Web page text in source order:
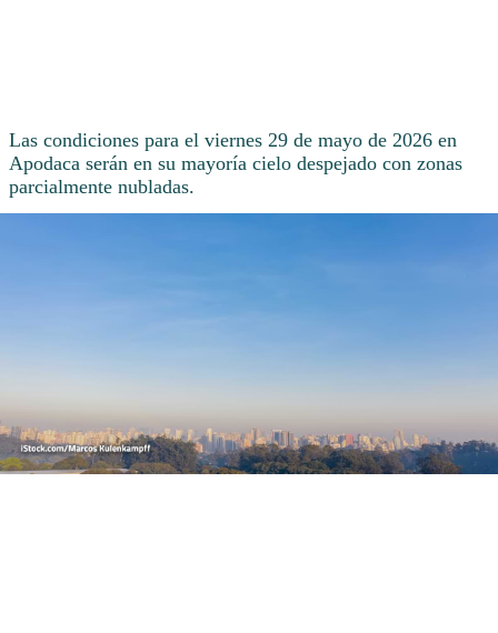
Las condiciones para el viernes 29 de mayo de 2026 en
Apodaca serán en su mayoría cielo despejado con zonas
parcialmente nubladas.